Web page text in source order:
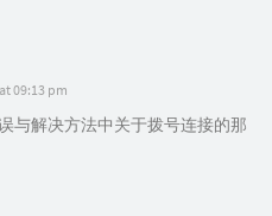
09:13 pm
与解决方法中关于拨号连接的那